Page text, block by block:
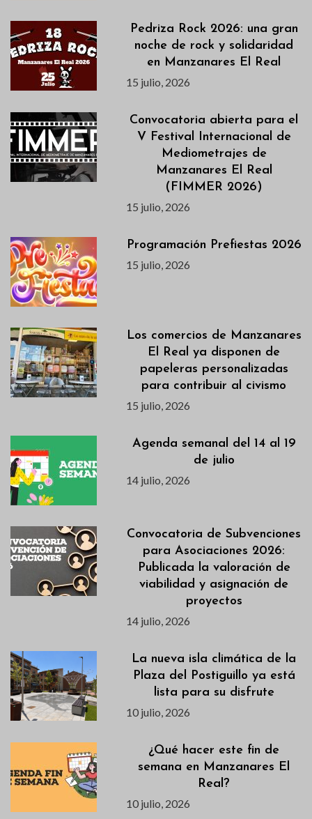
Pedriza Rock 2026: una gran
noche de rock y solidaridad
en Manzanares El Real
15 julio, 2026
Convocatoria abierta para el
V Festival Internacional de
Mediometrajes de
Manzanares El Real
(FIMMER 2026)
15 julio, 2026
Programación Prefiestas 2026
15 julio, 2026
Los comercios de Manzanares
El Real ya disponen de
papeleras personalizadas
para contribuir al civismo
15 julio, 2026
Agenda semanal del 14 al 19
de julio
14 julio, 2026
Convocatoria de Subvenciones
para Asociaciones 2026:
Publicada la valoración de
viabilidad y asignación de
proyectos
14 julio, 2026
La nueva isla climática de la
Plaza del Postiguillo ya está
lista para su disfrute
10 julio, 2026
¿Qué hacer este fin de
semana en Manzanares El
Real?
10 julio, 2026